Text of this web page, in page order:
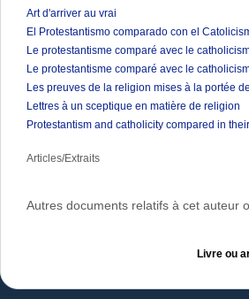
Art d'arriver au vrai
El Protestantismo comparado con el
Le protestantisme comparé avec le
Le protestantisme comparé avec le
Les preuves de la religion mises à la portée
Lettres à un sceptique en matière de religion
Protestantism and catholicity compared in
Articles/Extraits
Autres documents relatifs à cet auteur
Livre ou